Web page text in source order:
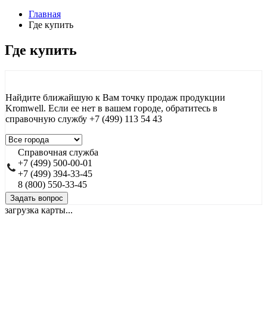
Главная
Где купить
Где купить
Найдите ближайшую к Вам точку продаж продукции
Kromwell. Если ее нет в вашем городе, обратитесь в
справочную службу ‪+7 (499) 113 54 43
Справочная служба
+7 (499) 500-00-01
+7 (499) 394-33-45
8 (800) 550-33-45
Задать вопрос
загрузка карты...